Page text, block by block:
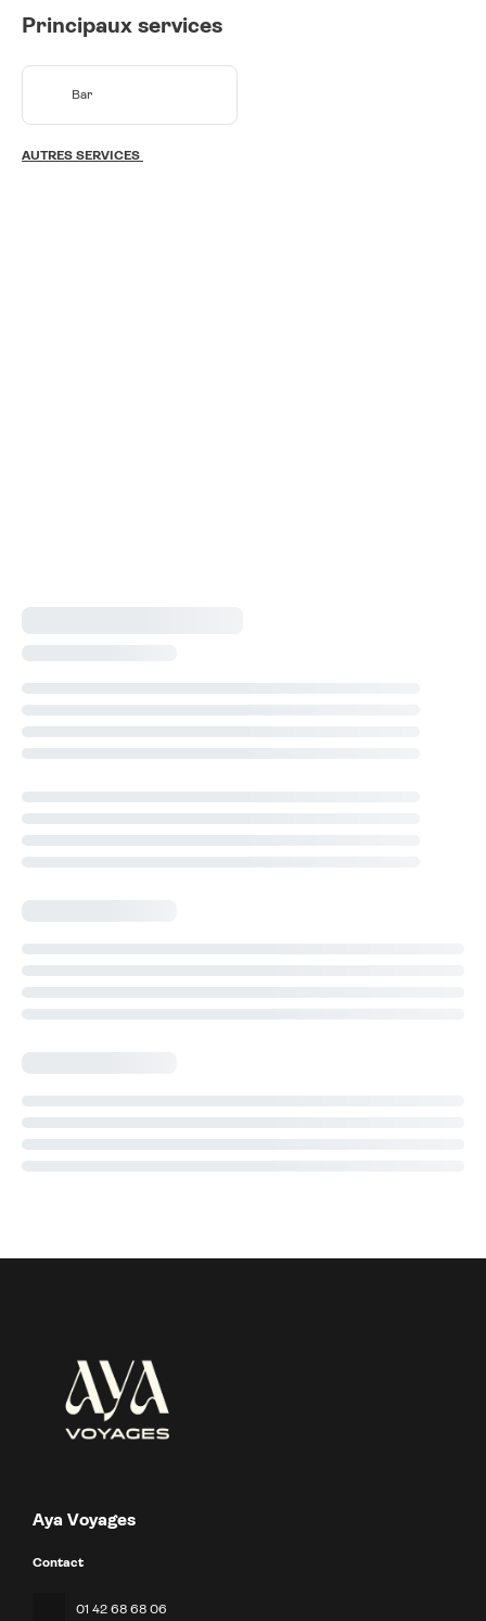
Principaux services
Bar
AUTRES SERVICES
Aya Voyages
Contact
01 42 68 68 06